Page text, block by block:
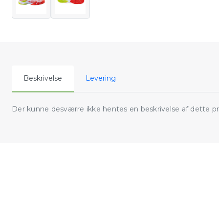
Beskrivelse Levering
Der kunne desværre ikke hentes en beskrivelse af dette